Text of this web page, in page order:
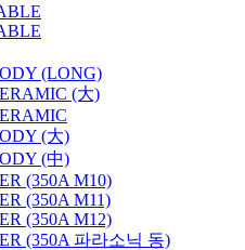
(LONG)
(大)
(大)
(中)
(350A M10)
(350A M11)
(350A M12)
(350A 파라소닉 동)